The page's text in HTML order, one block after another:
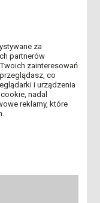
2023
na
naukowej
bliżej
– bliżej mózgu –
za
partnerów
zainteresowań
co
i urządzenia
nadal
reklamy, które